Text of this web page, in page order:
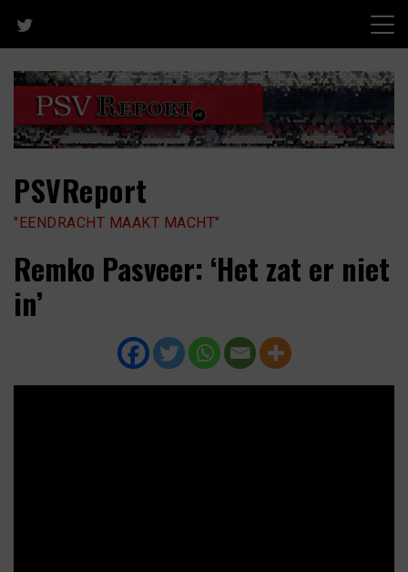
content
PSVReport
"EENDRACHT MAAKT MACHT"
Remko Pasveer: ‘Het zat er niet
in’